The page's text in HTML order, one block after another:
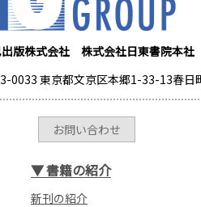
版株式会社 株式会社日東書院本社
0033 東京都文京区本郷1-33-13春日
お問い合わせ
▼書籍の紹介
新刊の紹介